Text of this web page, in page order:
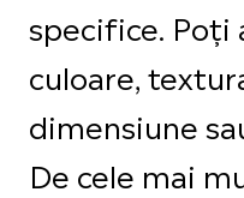
specifice. Poți
culoare,
dimensiune
De cele mai